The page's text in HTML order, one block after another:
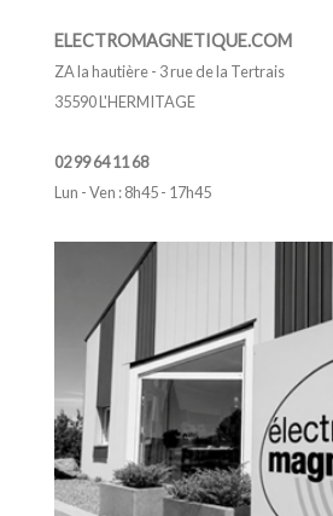
ELECTROMAGNETIQUE.COM
ZA la hautière - 3 rue de la Tertrais
35590 L'HERMITAGE
02 99 64 11 68
Lun - Ven : 8h45 - 17h45